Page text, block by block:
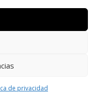
de privacidad
DE COOKIES (UE)